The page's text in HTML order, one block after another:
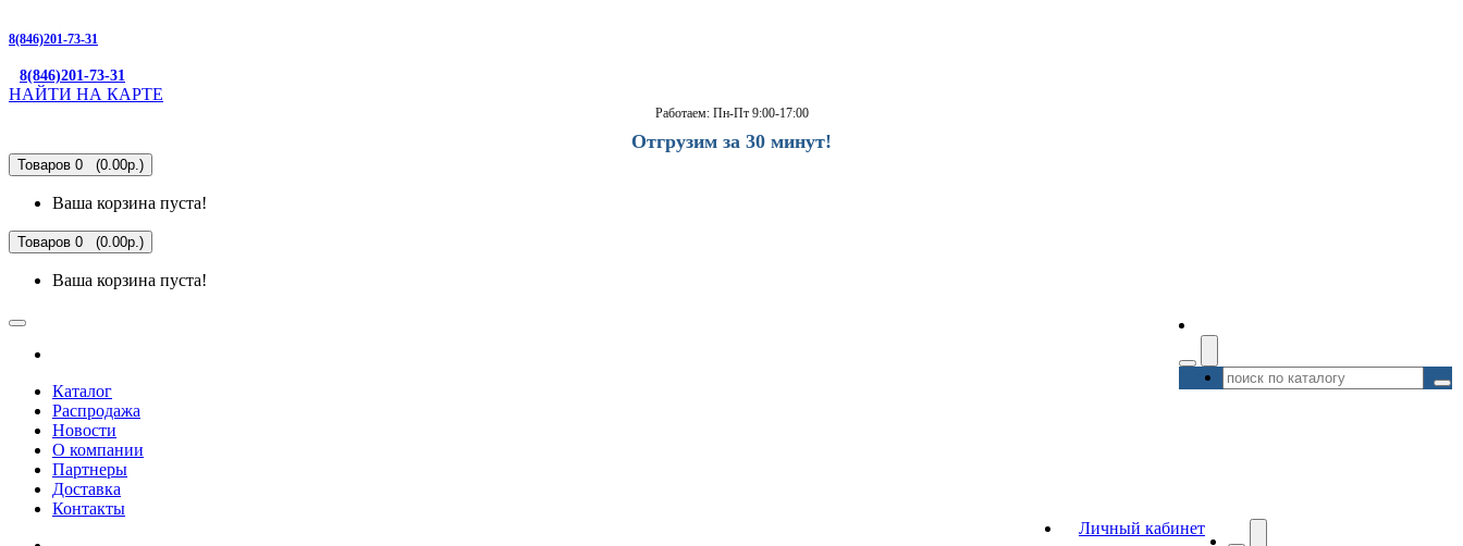
8(846)201-73-31
8(846)201-73-31
НАЙТИ НА КАРТЕ
Работаем: Пн-Пт 9:00-17:00
Отгрузим за 30 минут!
Товаров 0 (0.00р.)
Ваша корзина пуста!
Товаров 0 (0.00р.)
Ваша корзина пуста!
Каталог
Распродажа
Новости
О компании
Партнеры
Доставка
Контакты
Личный кабинет